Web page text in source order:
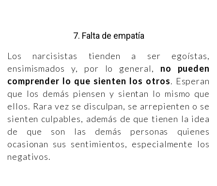
7. Falta de empatía
Los narcisistas tienden a ser egoístas,
ensimismados y, por lo general, no pueden
comprender lo que sienten los otros. Esperan
que los demás piensen y sientan lo mismo que
ellos. Rara vez se disculpan, se arrepienten o se
sienten culpables, además de que tienen la idea
de que son las demás personas quienes
ocasionan sus sentimientos, especialmente los
negativos.